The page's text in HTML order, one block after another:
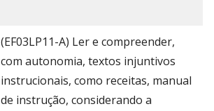
(EF03LP11-A) Ler e compreender,
com autonomia, textos injuntivos
instrucionais, como receitas, manual
de instrução, considerando a